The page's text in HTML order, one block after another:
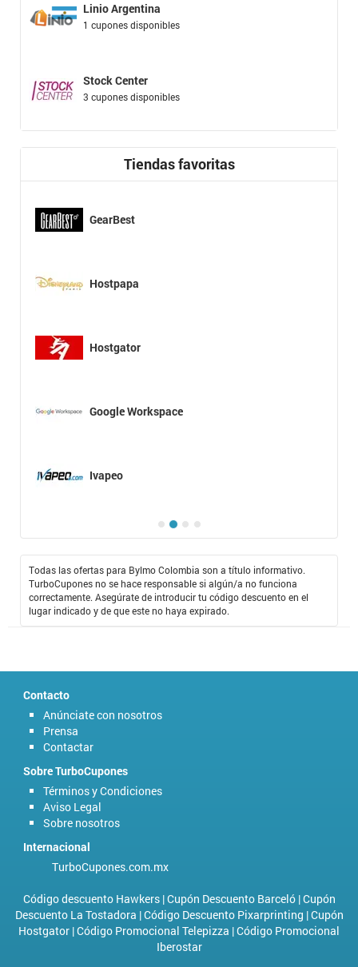
Linio Argentina
1 cupones disponibles
Stock Center
3 cupones disponibles
Tiendas favoritas
GearBest
Hostpapa
Hostgator
Google Workspace
Ivapeo
Todas las ofertas para Bylmo Colombia son a título informativo.
TurboCupones no se hace responsable si algún/a no funciona
correctamente. Asegúrate de introducir tu código descuento en el
lugar indicado y de que este no haya expirado.
Contacto
Anúnciate con nosotros
Prensa
Contactar
Sobre TurboCupones
Términos y Condiciones
Aviso Legal
Sobre nosotros
Internacional
TurboCupones.com.mx
Código descuento Hawkers|Cupón Descuento Barceló|Cupón
Descuento La Tostadora |Código Descuento Pixarprinting |Cupón
Hostgator |Código Promocional Telepizza |Código Promocional
Iberostar